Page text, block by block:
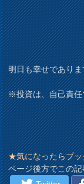
明日も幸せであり
※投資は、自己責任
★気になったらブッ
ページ後方でこの